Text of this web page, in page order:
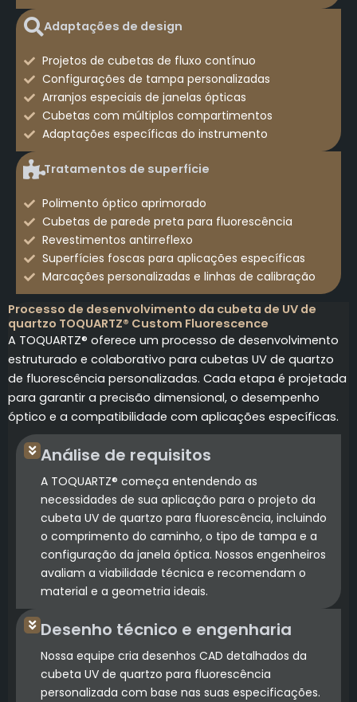
Adaptações de design
Projetos de cubetas de fluxo contínuo
Configurações de tampa personalizadas
Arranjos especiais de janelas ópticas
Cubetas com múltiplos compartimentos
Adaptações específicas do instrumento
Tratamentos de superfície
Polimento óptico aprimorado
Cubetas de parede preta para fluorescência
Revestimentos antirreflexo
Superfícies foscas para aplicações específicas
Marcações personalizadas e linhas de calibração
Processo de desenvolvimento da cubeta de UV de
quartzo TOQUARTZ® Custom Fluorescence
A TOQUARTZ® oferece um processo de desenvolvimento
estruturado e colaborativo para cubetas UV de quartzo
de fluorescência personalizadas. Cada etapa é projetada
para garantir a precisão dimensional, o desempenho
óptico e a compatibilidade com aplicações específicas.
Análise de requisitos
A TOQUARTZ® começa entendendo as
necessidades de sua aplicação para o projeto da
cubeta UV de quartzo para fluorescência, incluindo
o comprimento do caminho, o tipo de tampa e a
configuração da janela óptica. Nossos engenheiros
avaliam a viabilidade técnica e recomendam o
material e a geometria ideais.
Desenho técnico e engenharia
Nossa equipe cria desenhos CAD detalhados da
cubeta UV de quartzo para fluorescência
personalizada com base nas suas especificações.